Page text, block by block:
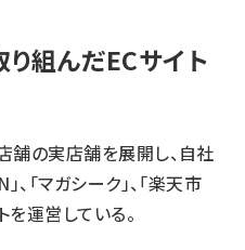
り組んだECサイト
舗の実店舗を展開し、自社
「マガシーク」、「楽天市
運営している。